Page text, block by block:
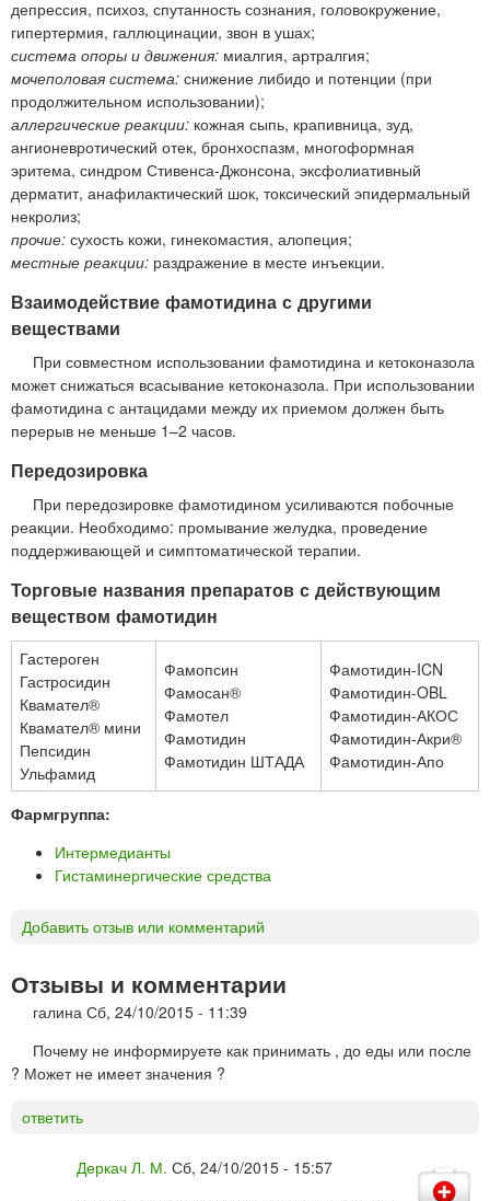
депрессия, психоз, спутанность сознания, головокружение,
гипертермия, галлюцинации, звон в ушах;
система опоры и движения: миалгия, артралгия;
мочеполовая система: снижение либидо и потенции (при
продолжительном использовании);
аллергические реакции: кожная сыпь, крапивница, зуд,
ангионевротический отек, бронхоспазм, многоформная
эритема, синдром Стивенса-Джонсона, эксфолиативный
дерматит, анафилактический шок, токсический эпидермальный
некролиз;
прочие: сухость кожи, гинекомастия, алопеция;
местные реакции: раздражение в месте инъекции.
Взаимодействие фамотидина с другими
веществами
При совместном использовании фамотидина и кетоконазола
может снижаться всасывание кетоконазола. При использовании
фамотидина с антацидами между их приемом должен быть
перерыв не меньше 1–2 часов.
Передозировка
При передозировке фамотидином усиливаются побочные
реакции. Необходимо: промывание желудка, проведение
поддерживающей и симптоматической терапии.
Торговые названия препаратов с действующим
веществом фамотидин
Гастероген
Гастросидин
Квамател®
Квамател® мини
Пепсидин
Ульфамид
Фамопсин
Фамосан®
Фамотел
Фамотидин
Фамотидин ШТАДА
Фамотидин-ICN
Фамотидин-OBL
Фамотидин-АКОС
Фамотидин-Акри®
Фамотидин-Апо
Фармгруппа:
Интермедианты
Гистаминергические средства
Добавить отзыв или комментарий
Отзывы и комментарии
галина Сб, 24/10/2015 - 11:39
Почему не информируете как принимать , до еды или после
? Может не имеет значения ?
ответить
Деркач Л. М. Сб, 24/10/2015 - 15:57